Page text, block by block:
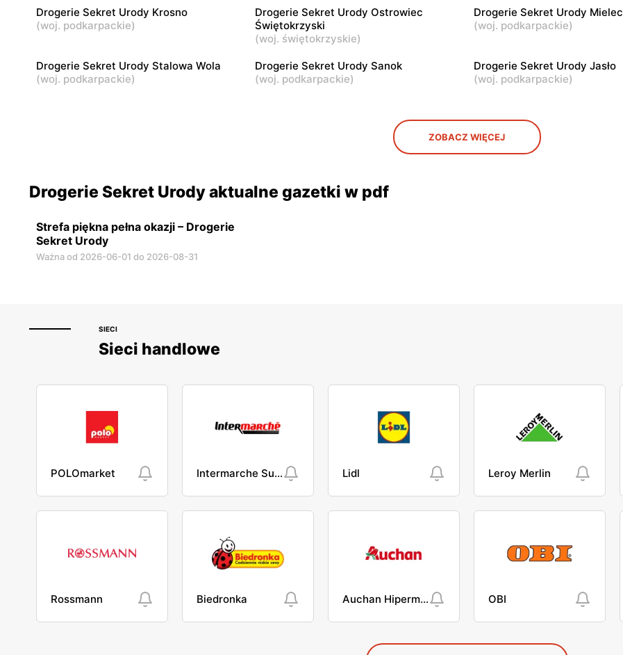
Drogerie Sekret Urody Krosno
(woj. podkarpackie)
Drogerie Sekret Urody Ostrowiec
Świętokrzyski
(woj. świętokrzyskie)
Drogerie Sekret Urody Mielec
(woj. podkarpackie)
Drogerie Sekret Urody Stalowa Wola
(woj. podkarpackie)
Drogerie Sekret Urody Sanok
(woj. podkarpackie)
Drogerie Sekret Urody Jasło
(woj. podkarpackie)
ZOBACZ WIĘCEJ
Drogerie Sekret Urody aktualne gazetki w pdf
Strefa piękna pełna okazji – Drogerie
Sekret Urody
Ważna od 2026-06-01 do 2026-08-31
SIECI
Sieci handlowe
POLOmarket Intermarche Super Lidl Leroy Merlin
Rossmann Biedronka Auchan Hipermarket OBI